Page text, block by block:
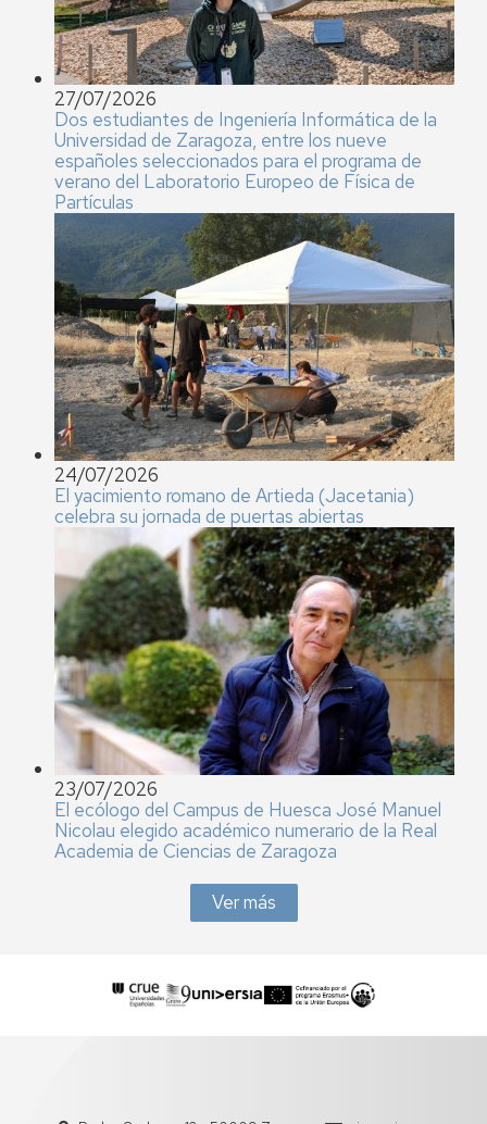
27/07/2026
Dos estudiantes de Ingeniería Informática de la
Universidad de Zaragoza, entre los nueve
españoles seleccionados para el programa de
verano del Laboratorio Europeo de Física de
Partículas
24/07/2026
El yacimiento romano de Artieda (Jacetania)
celebra su jornada de puertas abiertas
23/07/2026
El ecólogo del Campus de Huesca José Manuel
Nicolau elegido académico numerario de la Real
Academia de Ciencias de Zaragoza
Ver más